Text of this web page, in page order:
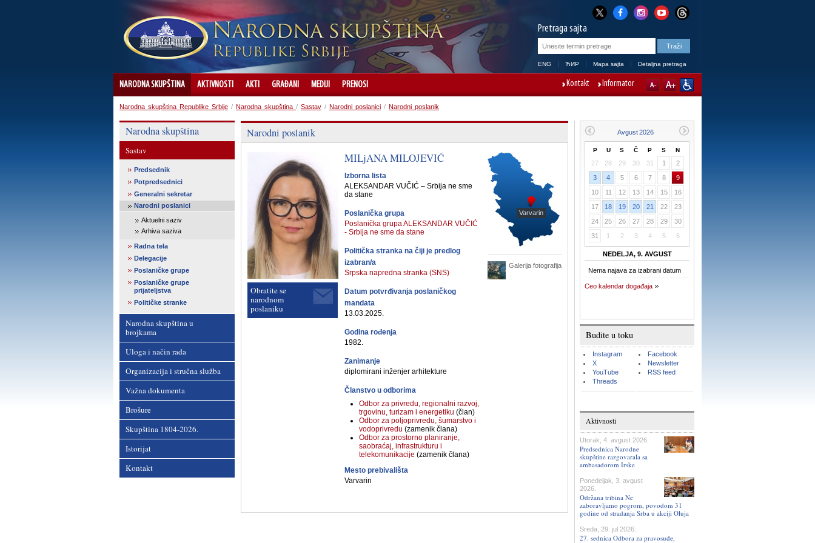
Pretraga sajta
ENG ЋИР Mapa sajta Detaljna pretraga
NARODNA SKUPŠTINA AKTIVNOSTI AKTI GRAĐANI MEDIJI PRENOSI Kontakt Informator
Narodna skupština Republike Srbije / Narodna skupština / Sastav / Narodni poslanici / Narodni poslanik
Narodna skupština
Sastav
Predsednik
Potpredsednici
Generalni sekretar
Narodni poslanici
Aktuelni saziv
Arhiva saziva
Radna tela
Delegacije
Poslaničke grupe
Poslaničke grupe
prijateljstva
Političke stranke
Narodna skupština u
brojkama
Uloga i način rada
Organizacija i stručna služba
Važna dokumenta
Brošure
Skupština 1804-2026.
Istorijat
Kontakt
Narodni poslanik
Obratite se
narodnom
poslaniku
Varvarin
Galerija fotografija
MILjANAMILOJEVIĆ
Izborna lista
ALEKSANDAR VUČIĆ – Srbija ne sme
da stane
Poslanička grupa
Poslanička grupa ALEKSANDAR VUČIĆ
- Srbija ne sme da stane
Politička stranka na čiji je predlog
izabran/a
Srpska napredna stranka (SNS)
Datum potvrđivanja poslaničkog
mandata
13.03.2025.
Godina rođenja
1982.
Zanimanje
diplomirani inženjer arhitekture
Članstvo u odborima
Odbor za privredu, regionalni razvoj,
trgovinu, turizam i energetiku (član)
Odbor za poljoprivredu, šumarstvo i
vodoprivredu (zamenik člana)
Odbor za prostorno planiranje,
saobraćaj, infrastrukturu i
telekomunikacije (zamenik člana)
Mesto prebivališta
Varvarin
P U S Č P S N
27 28 29 30 31 1
2
3
4 5 6 7 8
9
10
11 12 13 14 15
16
17
18 19 20 21 22
23
24
25 26 27 28 29
30
31
1 2 3 4 5 6
NEDELJA, 9. AVGUST
Nema najava za izabrani datum
Ceo kalendar događaja
Budite u toku
Instagram
X
YouTube
Threads
Facebook
Newsletter
RSS feed
Aktivnosti
Utorak, 4. avgust 2026.
Predsednica Narodne
skupštine razgovarala sa
ambasadorom Irske
Ponedeljak, 3. avgust
2026.
Održana tribina Ne
zaboravljamo pogrom, povodom 31
godine od stradanja Srba u akciji Oluja
Sreda, 29. jul 2026.
27. sednica Odbora za pravosuđe,